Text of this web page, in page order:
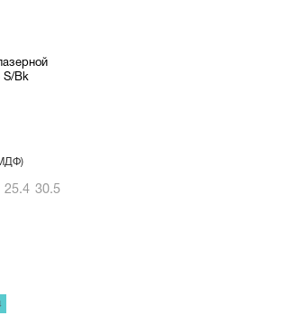
S/Bk
25.4 30.5